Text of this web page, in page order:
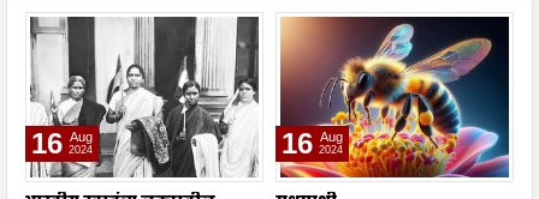
16 Aug
2024 16 Aug
2024